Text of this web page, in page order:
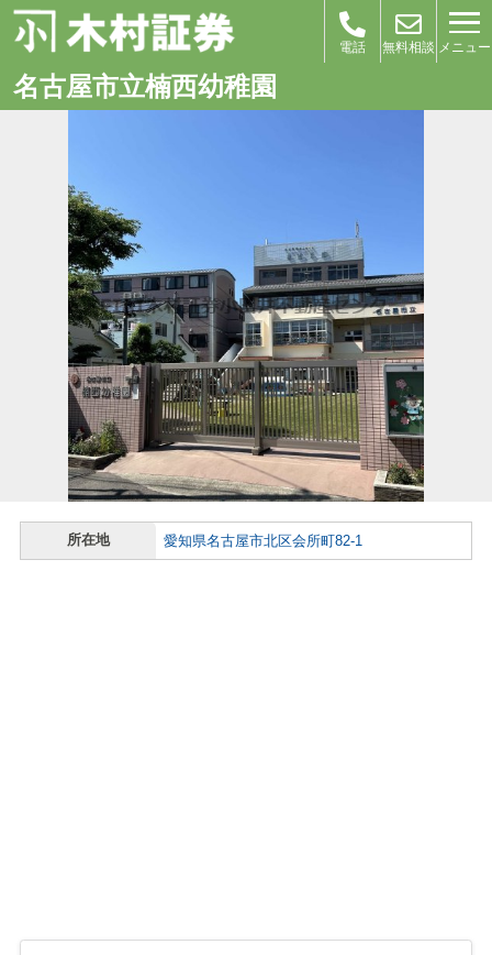
電話 無料相談 メニュー
名古屋市立楠西幼稚園
所在地 愛知県名古屋市北区会所町82-1